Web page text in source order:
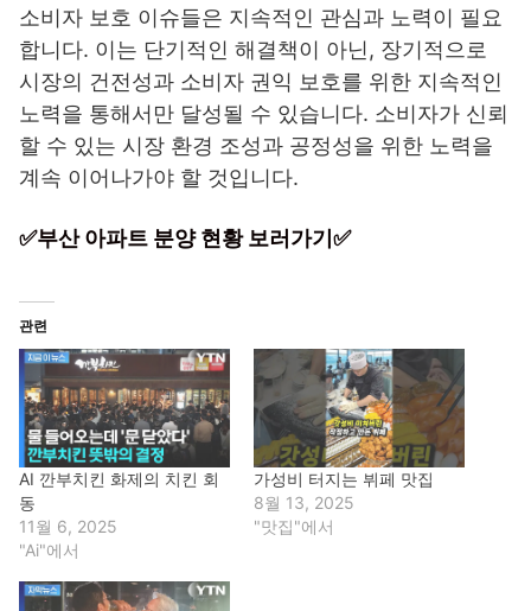
소비자 보호 이슈들은 지속적인 관심과 노력이 필요
합니다. 이는 단기적인 해결책이 아닌, 장기적으로
시장의 건전성과 소비자 권익 보호를 위한 지속적인
노력을 통해서만 달성될 수 있습니다. 소비자가 신뢰
할 수 있는 시장 환경 조성과 공정성을 위한 노력을
계속 이어나가야 할 것입니다.
✅부산 아파트 분양 현황 보러가기✅
관련
AI 깐부치킨 화제의 치킨 회
동
11월 6, 2025
"Ai"에서
가성비 터지는 뷔페 맛집
8월 13, 2025
"맛집"에서